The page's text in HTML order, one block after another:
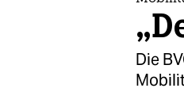
Die